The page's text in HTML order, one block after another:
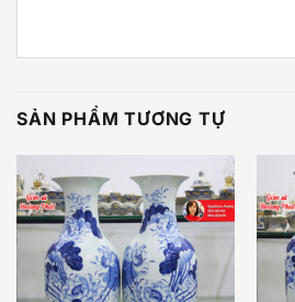
SẢN PHẨM TƯƠNG TỰ